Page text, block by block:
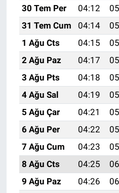
30 Tem Per
04:12
31 Tem Cum
04:14
1 Ağu Cts
04:15
2 Ağu Paz
04:17
3 Ağu Pts
04:18
4 Ağu Sal
04:19
5 Ağu Çar
04:21
6 Ağu Per
04:22
7 Ağu Cum
04:23
8 Ağu Cts
04:25
9 Ağu Paz
04:26